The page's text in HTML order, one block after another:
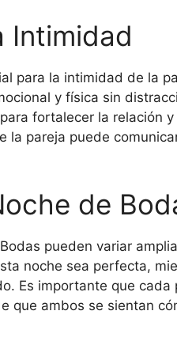
Intimidad
para la intimidad de la
y física sin
fortalecer la relación
la pareja puede
de
pueden variar
noche sea perfecta,
Es importante que cada
que ambos se sientan